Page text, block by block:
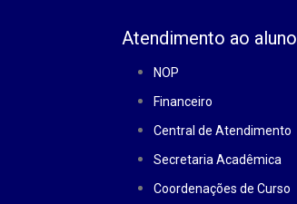
Atendimento ao aluno
NOP
Financeiro
Central de Atendimento
Secretaria Acadêmica
Coordenações de Curso